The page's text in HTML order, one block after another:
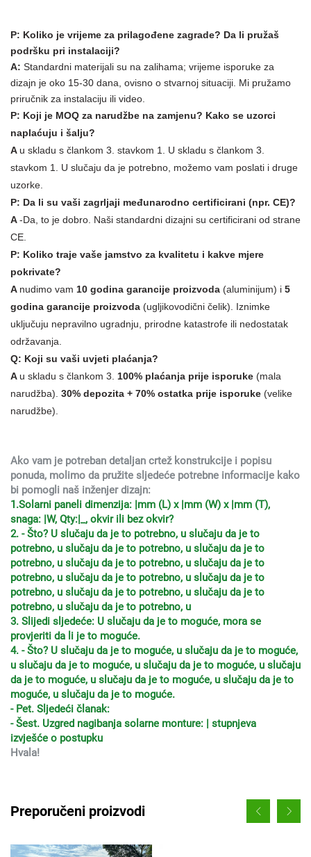
P: Koliko je vrijeme za prilagođene zagrade? Da li pružaš
podršku pri instalaciji?
A: Standardni materijali su na zalihama; vrijeme isporuke za
dizajn je oko 15-30 dana, ovisno o stvarnoj situaciji. Mi pružamo
priručnik za instalaciju ili video.
P: Koji je MOQ za narudžbe na zamjenu? Kako se uzorci
naplaćuju i šalju?
A u skladu s člankom 3. stavkom 1. U skladu s člankom 3.
stavkom 1. U slučaju da je potrebno, možemo vam poslati i druge
uzorke.
P: Da li su vaši zagrljaji međunarodno certificirani (npr. CE)?
A-Da, to je dobro. Naši standardni dizajni su certificirani od strane
CE.
P: Koliko traje vaše jamstvo za kvalitetu i kakve mjere
pokrivate?
A nudimo vam 10 godina garancije proizvoda (aluminijum) i 5
godina garancije proizvoda (ugljikovodični čelik). Iznimke
uključuju nepravilno ugradnju, prirodne katastrofe ili nedostatak
održavanja.
Q: Koji su vaši uvjeti plaćanja?
A u skladu s člankom 3. 100% plaćanja prije isporuke (mala
narudžba). 30% depozita + 70% ostatka prije isporuke (velike
narudžbe).
Ako vam je potreban detaljan crtež konstrukcije i popisu
ponuda, molimo da pružite sljedeće potrebne informacije kako
bi pomogli naš inženjer dizajn:
1.Solarni paneli dimenzija: |mm (L) x |mm (W) x |mm (T),
snaga: |W, Qty:|_, okvir ili bez okvir?
2. - Što? U slučaju da je to potrebno, u slučaju da je to
potrebno, u slučaju da je to potrebno, u slučaju da je to
potrebno, u slučaju da je to potrebno, u slučaju da je to
potrebno, u slučaju da je to potrebno, u slučaju da je to
potrebno, u slučaju da je to potrebno, u slučaju da je to
potrebno, u slučaju da je to potrebno, u
3. Slijedi sljedeće: U slučaju da je to moguće, mora se
provjeriti da li je to moguće.
4. - Što? U slučaju da je to moguće, u slučaju da je to moguće,
u slučaju da je to moguće, u slučaju da je to moguće, u slučaju
da je to moguće, u slučaju da je to moguće, u slučaju da je to
moguće, u slučaju da je to moguće.
- Pet. Sljedeći članak:
- Šest. Uzgred nagibanja solarne monture: | stupnjeva
izvješće o postupku
Hvala!
Preporučeni proizvodi